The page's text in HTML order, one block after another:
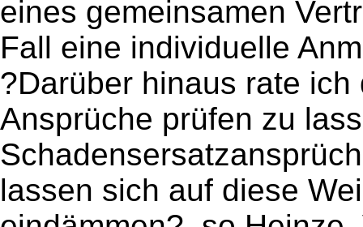
eines gemeinsamen
Fall eine individuelle
?Darüber hinaus rate
Ansprüche prüfen zu
lassen sich auf diese